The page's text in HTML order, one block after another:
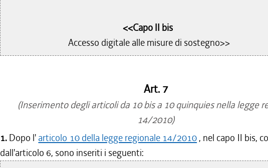
<<Capo II bis
Accesso digitale alle misure di sostegno>>
Art. 7
(Inserimento degli articoli da 10 bis a 10 quinquies nella legge
14/2010)
1. Dopo l' articolo 10 della legge regionale 14/2010, nel capo II bis,
dall'articolo 6, sono inseriti i seguenti: